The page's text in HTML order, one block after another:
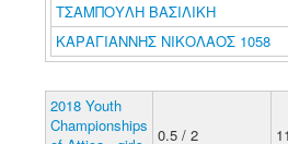
ΤΣΑΜΠΟΥΛΗ ΒΑΣΙΛΙΚΗ
ΚΑΡΑΓΙΑΝΝΗΣ ΝΙΚΟΛΑΟΣ 1058
2018 Youth
Championships 0.5 / 2